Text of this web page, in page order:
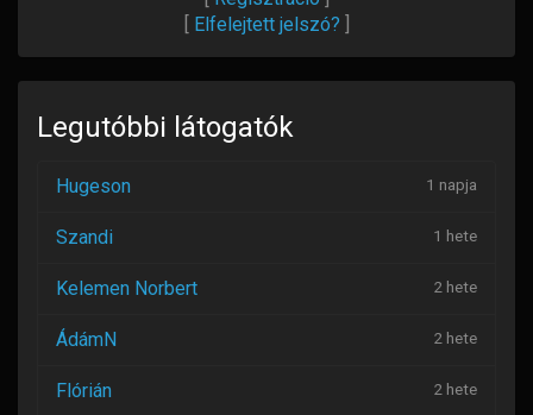
Elfelejtett jelszó?
Legutóbbi látogatók
Hugeson 1 napja
Szandi 1 hete
Kelemen Norbert 2 hete
ÁdámN 2 hete
Flórián 2 hete